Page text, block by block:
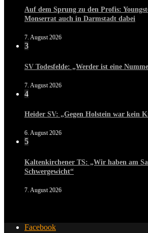
Auf dem Sprung zu den Profis:
Monserrat auch in Darmstadt dabei
7. August 2026
3
SV Todesfelde: „Werder ist eine
7. August 2026
4
Heider SV: „Gegen Holstein war kein
6. August 2026
5
Kaltenkirchener TS: „Wir haben am
Schwergewicht“
7. August 2026
Facebook